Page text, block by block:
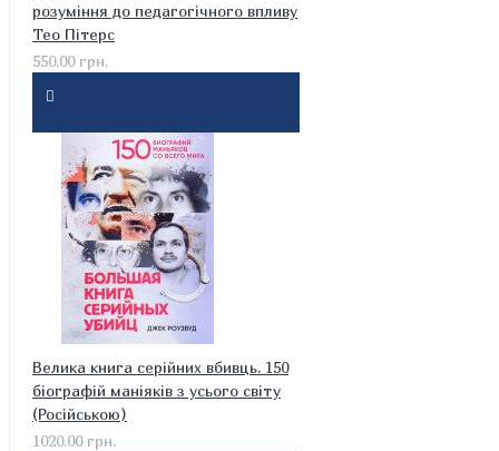
розуміння до педагогічного впливу
Тео Пітерс
550.00 грн.
Велика книга серійних вбивць. 150
біографій маніяків з усього світу
(Російською)
1020.00 грн.